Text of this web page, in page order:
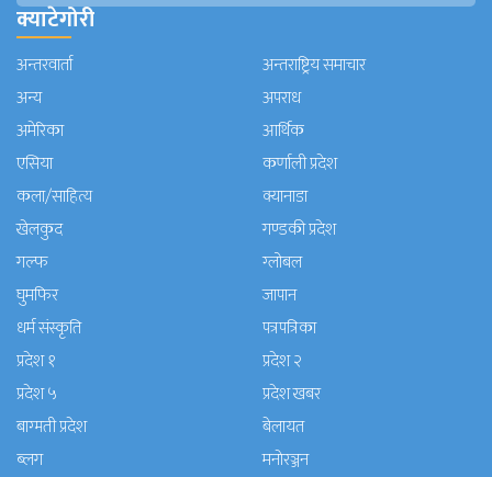
क्याटेगोरी
अन्तरवार्ता
अन्तराष्ट्रिय समाचार
अन्य
अपराध
अमेरिका
आर्थिक
एसिया
कर्णाली प्रदेश
कला/साहित्य
क्यानाडा
खेलकुद
गण्डकी प्रदेश
गल्फ
ग्लोबल
घुमफिर
जापान
धर्म संस्कृति
पत्रपत्रिका
प्रदेश १
प्रदेश २
प्रदेश ५
प्रदेश खबर
बाग्मती प्रदेश
बेलायत
ब्लग
मनाेरञ्जन